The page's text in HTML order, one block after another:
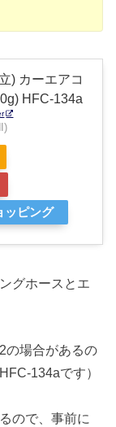
) カーエアコ
HFC-134a
ッピング
グホースとエ
の場合があるの
134aです）
ので、事前に